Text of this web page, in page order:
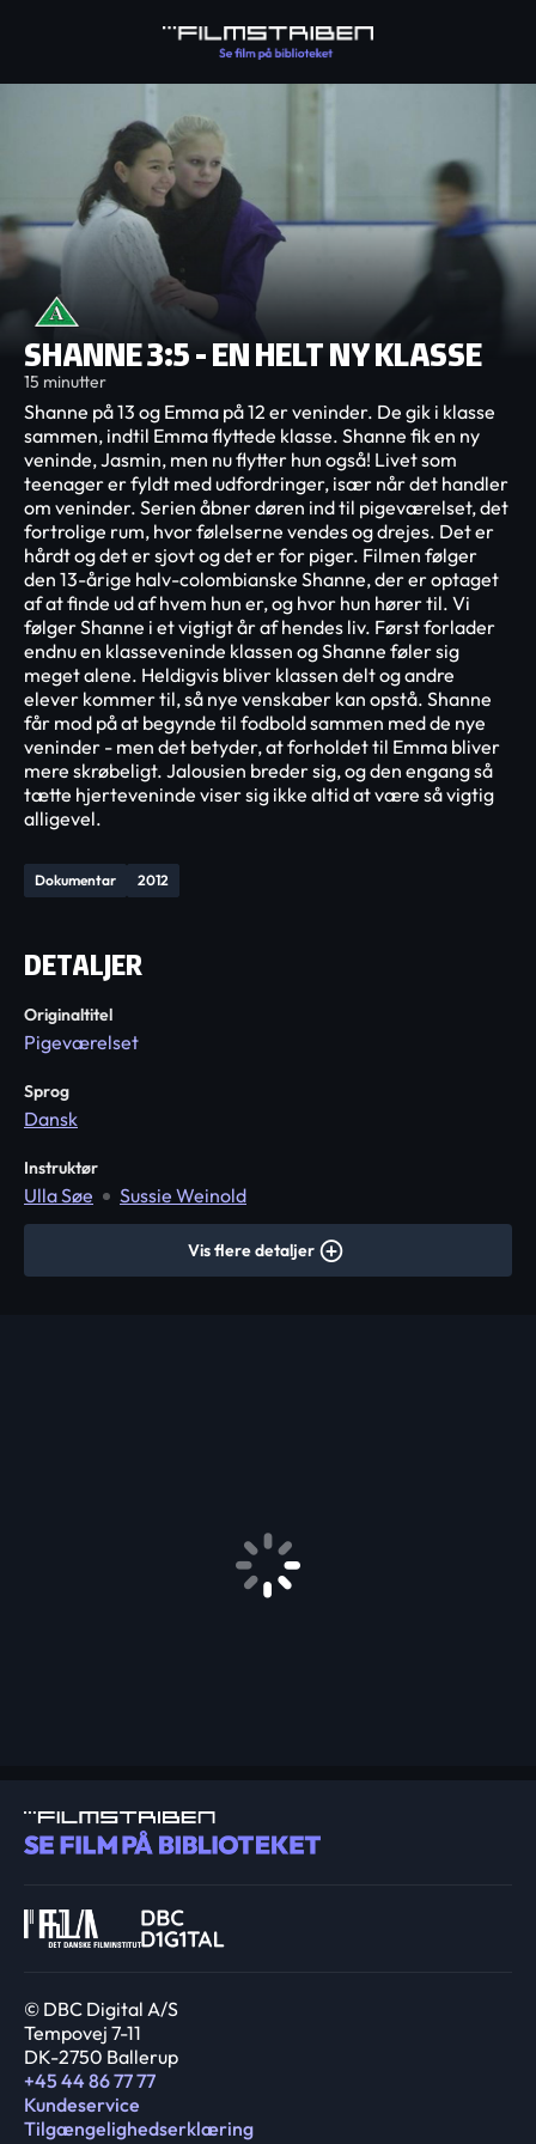
SHANNE 3:5 - EN HELT NY KLASSE
15 minutter
Dokumentar 2012
Shanne på 13 og Emma på 12 er veninder. De gik i klasse
sammen, indtil Emma flyttede klasse. Shanne fik en ny
veninde, Jasmin, men nu flytter hun også! Livet som
teenager er fyldt med udfordringer, især når det handler
om veninder. Serien åbner døren ind til pigeværelset, det
fortrolige rum, hvor følelserne vendes og drejes. Det er
hårdt og det er sjovt og det er for piger. Filmen følger
den 13-årige halv-colombianske Shanne, der er optaget
af at finde ud af hvem hun er, og hvor hun hører til. Vi
følger Shanne i et vigtigt år af hendes liv. Først forlader
endnu en klasseveninde klassen og Shanne føler sig
meget alene. Heldigvis bliver klassen delt og andre
elever kommer til, så nye venskaber kan opstå. Shanne
får mod på at begynde til fodbold sammen med de nye
veninder - men det betyder, at forholdet til Emma bliver
mere skrøbeligt. Jalousien breder sig, og den engang så
tætte hjerteveninde viser sig ikke altid at være så vigtig
alligevel.
DETALJER
Originaltitel
Pigeværelset
Sprog
Dansk
Instruktør
Ulla Søe Sussie Weinold
Vis flere detaljer
© DBC Digital A/S
Tempovej 7-11
DK-2750 Ballerup
+45 44 86 77 77
Kundeservice
Tilgængelighedserklæring